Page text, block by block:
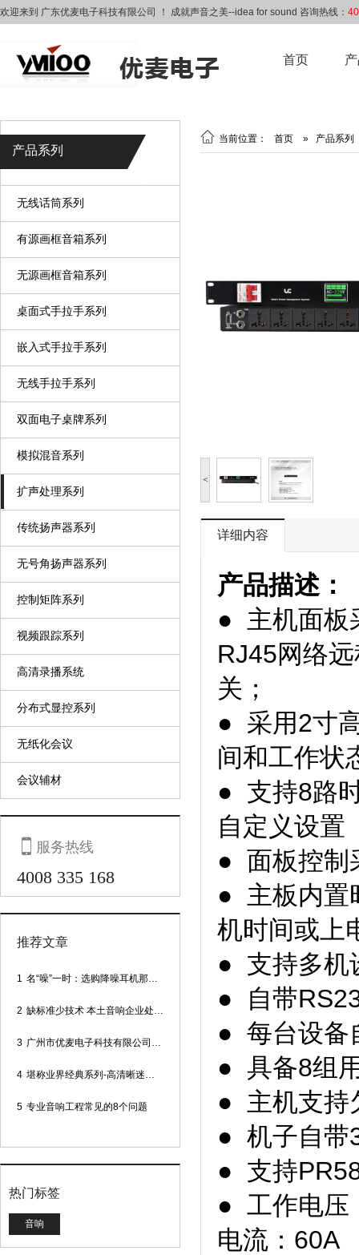
欢迎来到 广东优麦电子科技有限公司 ！ 成就声音之美--idea for sound 咨询热线：
首页
产品系列
无线话筒系列
有源画框音箱系列
无源画框音箱系列
桌面式手拉手系列
嵌入式手拉手系列
无线手拉手系列
双面电子桌牌系列
模拟混音系列
扩声处理系列
传统扬声器系列
无号角扬声器系列
控制矩阵系列
视频跟踪系列
高清录播系统
分布式显控系列
无纸化会议
会议辅材
 服务热线
4008 335 168
推荐文章
1 名“噪”一时：选购降噪耳机那些事
2 缺标准少技术 本土音响企业处境尴尬
3 广州市优麦电子科技有限公司网站正式上线！
4 堪称业界经典系列-高清晰迷你型头戴话筒
5 专业音响工程常见的8个问题
热门标签
音响
 当前位置： 首页 » 产品系列
<
详细内容
产品描述：
● 主机面板
RJ45网络
● 采用2寸
间和工作状
● 支持8路
自定义设置
● 面板控制
● 主板内置
机时间或上
● 支持多机
● 自带
● 每台设备
● 具备8组
● 主机支持
● 机子自带
● 支持
● 工作电压
电流：60A